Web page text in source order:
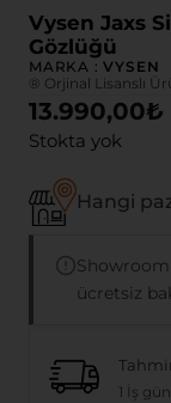
Vysen Jaxs
Gözlüğü
MARKA :VYSEN
® Orjinal Lisanslı
13.990,00₺
Stokta yok
Hangi
ücretsiz
1 İş